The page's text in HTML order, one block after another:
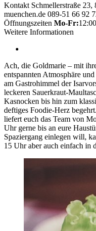
Kontakt Schmellerstraße
muenchen.de 089-51 66 92
Öffnungszeiten Mo-Fr:
Weitere Informationen
Ach, die Goldmarie – mit
entspannten Atmosphäre
am Gastrohimmel der
leckeren Sauerkraut-
Kasnocken bis hin zum
deftiges Foodie-Herz
liefert euch das Team von
Uhr gerne bis an eure
Spaziergang einlegen will,
15 Uhr aber auch einfach in